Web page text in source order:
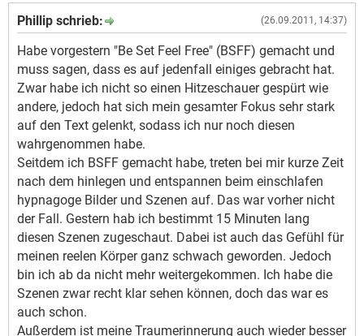
(26.09.2011, 14:37)
Phillip schrieb:
Habe vorgestern "Be Set Feel Free" (BSFF) gemacht und
muss sagen, dass es auf jedenfall einiges gebracht hat.
Zwar habe ich nicht so einen Hitzeschauer gespürt wie
andere, jedoch hat sich mein gesamter Fokus sehr stark
auf den Text gelenkt, sodass ich nur noch diesen
wahrgenommen habe.
Seitdem ich BSFF gemacht habe, treten bei mir kurze Zeit
nach dem hinlegen und entspannen beim einschlafen
hypnagoge Bilder und Szenen auf. Das war vorher nicht
der Fall. Gestern hab ich bestimmt 15 Minuten lang
diesen Szenen zugeschaut. Dabei ist auch das Gefühl für
meinen reelen Körper ganz schwach geworden. Jedoch
bin ich ab da nicht mehr weitergekommen. Ich habe die
Szenen zwar recht klar sehen können, doch das war es
auch schon.
Außerdem ist meine Traumerinnerung auch wieder besser